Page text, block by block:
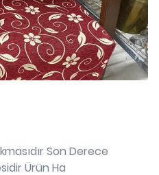
Son Derece
Ürün Ha